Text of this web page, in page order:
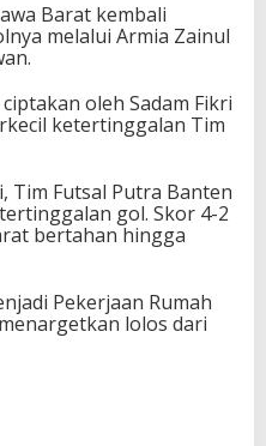
Barat kembali
melalui Armia Zainul
oleh Sadam Fikri
ketertinggalan Tim
Tim Futsal Putra Banten
gol. Skor 4-2
bertahan hingga
Pekerjaan Rumah
lolos dari